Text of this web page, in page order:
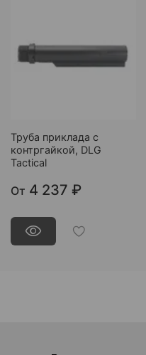
Труба приклада с
контргайкой, DLG
Tactical
От 4 237 ₽